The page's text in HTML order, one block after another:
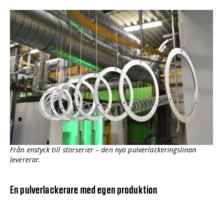
Från enstyck till storserier – den nya pulverlackeringslinan
levererar.
En pulverlackerare med egen produktion